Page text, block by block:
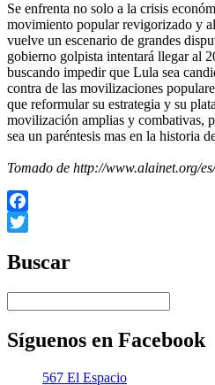
Se enfrenta no solo a la crisis
movimiento popular revigorizado y
vuelve un escenario de grandes
gobierno golpista intentará llegar al
buscando impedir que Lula sea
contra de las movilizaciones
que reformular su estrategia y su
movilización amplias y combativas,
sea un paréntesis mas en la historia
Tomado de http://www.alainet.org/
Facebook
Buscar
Síguenos en Facebook
567 El Espacio